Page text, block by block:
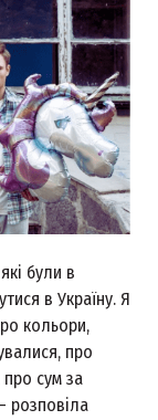
були в
в Україну. Я
кольори,
про
про сум за
розповіла